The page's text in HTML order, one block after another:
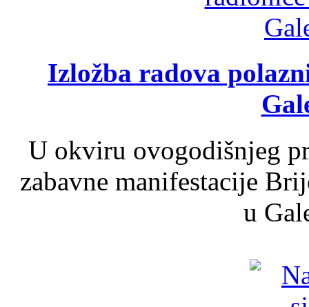
Izložba radova
U okviru ovogodišnjeg
zabavne manifestacije
u